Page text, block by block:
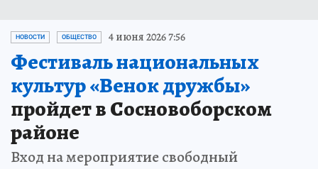
НОВОСТИ ОБЩЕСТВО 4 июня 2026 7:56
Фестиваль национальных
культур «Венок дружбы»
пройдет в Сосновоборском
районе
Вход на мероприятие свободный